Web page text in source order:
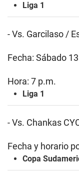
Liga 1
- Vs. Garcilaso /
Fecha: Sábado
Hora: 7 p.m.
Liga 1
- Vs. Chankas
Fecha y horario
Copa